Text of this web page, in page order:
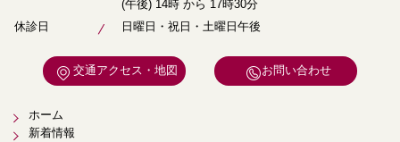
(午後) 14時 から 17時30分
休診日
日曜日・祝日・土曜日午後
交通アクセス・地図 お問い合わせ
ホーム
新着情報